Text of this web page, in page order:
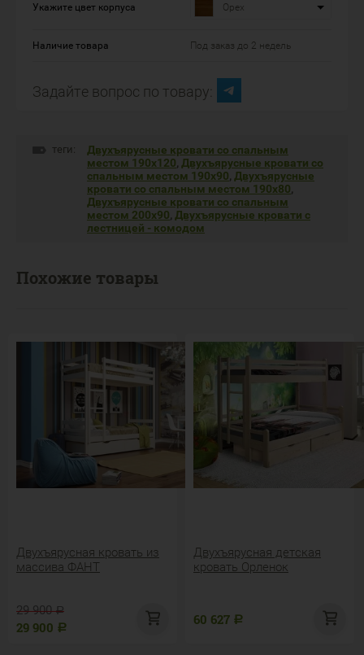
Укажите цвет корпуса Орех
Наличие товара Под заказ до 2 недель
Задайте вопрос по товару:
теги:
Двухъярусные кровати со спальным
местом 190х120 Двухъярусные кровати со
спальным местом 190х90 Двухъярусные
кровати со спальным местом 190х80
Двухъярусные кровати со спальным
местом 200х90 Двухъярусные кровати с
лестницей - комодом
Похожие товары
Двухъярусная кровать из
массива ФАНТ
29 900 Р
29 900 Р
Двухъярусная детская
кровать Орленок
60 627 Р